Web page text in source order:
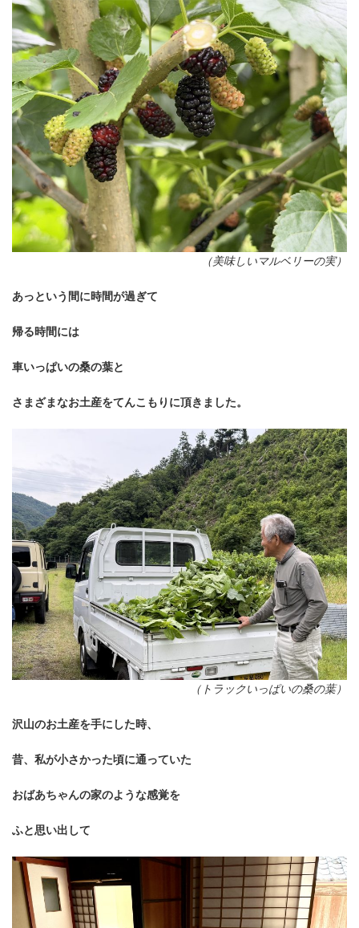
（美味しいマルベリーの実）
あっという間に時間が過ぎて
帰る時間には
車いっぱいの桑の葉と
さまざまなお土産をてんこもりに頂きました。
（トラックいっぱいの桑の葉）
沢山のお土産を手にした時、
昔、私が小さかった頃に通っていた
おばあちゃんの家のような感覚を
ふと思い出して